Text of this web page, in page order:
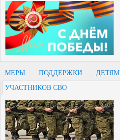
МЕРЫ ПОДДЕРЖКИ ДЕТЯМ
УЧАСТНИКОВ СВО